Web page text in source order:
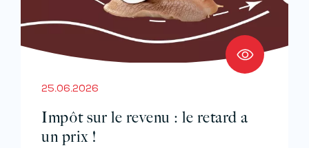
25.06.2026
Impôt sur le revenu : le retard a
un prix !